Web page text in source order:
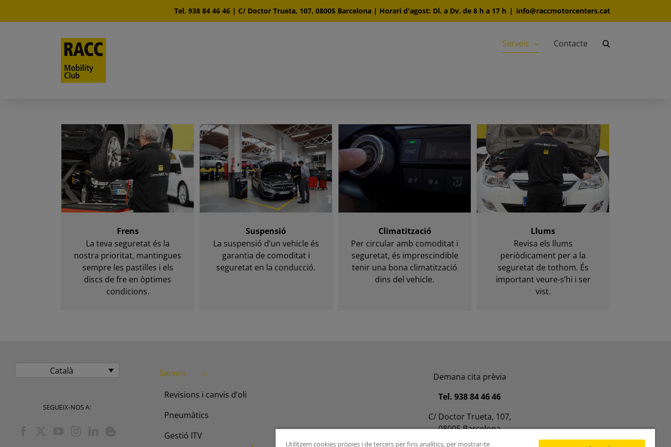
Tel. 938 84 46 46 | C/ Doctor Trueta, 107, 08005 Barcelona | Horari d'agost: Dl. a Dv. de 8 h a 17 h | info@raccmotorcenters.cat
Serveis Contacte
Frens
La teva seguretat és la
nostra prioritat, mantingues
sempre les pastilles i els
discs de fre en òptimes
condicions.
Suspensió
La suspensió d’un vehicle és
garantia de comoditat i
seguretat en la conducció.
Climatització
Per circular amb comoditat i
seguretat, és imprescindible
tenir una bona climatització
dins del vehicle.
Llums
Revisa els llums
periòdicament per a la
seguretat de tothom. És
important veure-s’hi i ser
vist.
Català
SEGUEIX-NOS A:
Serveis
Revisions i canvis d’oli
Pneumàtics
Gestió ITV
Demana cita prèvia
Tel. 938 84 46 46
C/ Doctor Trueta, 107,
08005 Barcelona
Utilitzem cookies pròpies i de tercers per fins analítics, per mostrar-te